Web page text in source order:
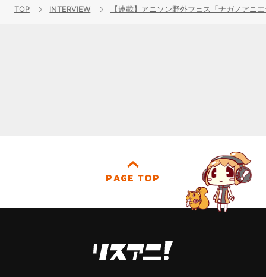
TOP INTERVIEW 【連載】アニソン野外フェス「ナガノア
PAGE TOP